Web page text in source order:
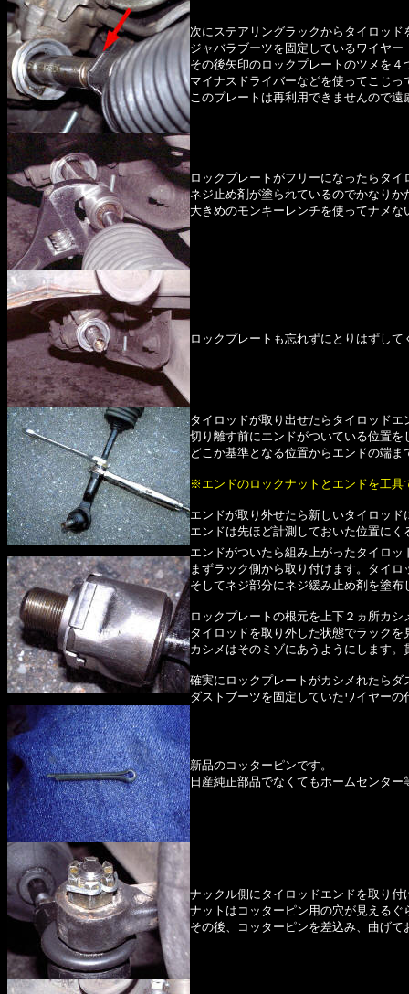
次にステアリングラックからタイロッド
ジャバラブーツを固定しているワイヤ
その後矢印のロックプレートのツメを４
マイナスドライバーなどを使ってこじっ
このプレートは再利用できませんので遠
ロックプレートがフリーになったらタイ
ネジ止め剤が塗られているのでかなりか
大きめのモンキーレンチを使ってナメ
ロックプレートも忘れずにとりはずして
タイロッドが取り出せたらタイロッド
切り離す前にエンドがついている位置
どこか基準となる位置からエンドの端
※エンドのロックナットとエンドを工具
エンドが取り外せたら新しいタイロッ
エンドは先ほど計測しておいた位置に
エンドがついたら組み上がったタイロ
まずラック側から取り付けます。タイ
そしてネジ部分にネジ緩み止め剤を塗
ロックプレートの根元を上下２ヵ所カシ
タイロッドを取り外した状態でラック
カシメはそのミゾにあうようにします
確実にロックプレートがカシメれたら
ダストブーツを固定していたワイヤー
新品のコッターピンです。
日産純正部品でなくてもホームセンタ
ナックル側にタイロッドエンドを取り付
ナットはコッターピン用の穴が見えるぐ
その後、コッターピンを差込み、曲げて